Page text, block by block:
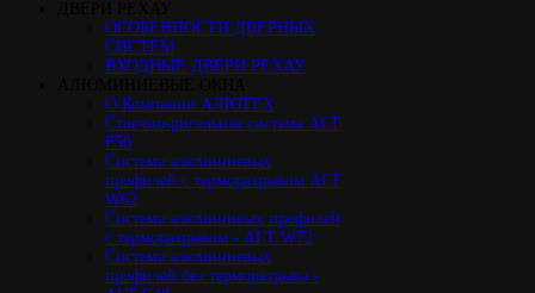
ОСОБЕННОСТИ ДВЕРНЫХ
СИСТЕМ
ВХОДНЫЕ ДВЕРИ РЕХАУ
О Компании АЛЮТЕХ
Стоечно-ригельная система ALT
F50
Cистема алюминиевых
профилей с терморазрывом ALT
W62
Система алюминивых профилей
с терморазрывом - ALT W72
Cистема алюминиевых
профилей без терморазрыва -